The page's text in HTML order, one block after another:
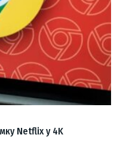
Netflix у 4K